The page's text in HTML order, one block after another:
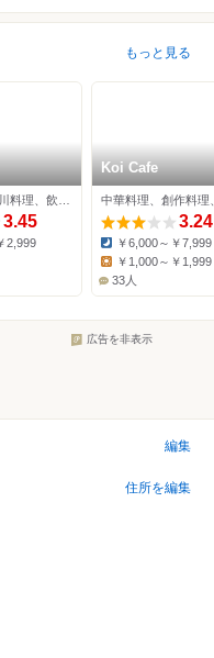
もっと見る
3.45
2,999
Koi Cafe
3.24
Dinner:
￥6,000～￥7,999
Lunch:
￥1,000～￥1,999
33人
広告を非表示
編集
住所を編集